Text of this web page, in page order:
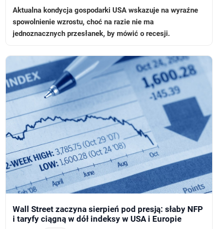
Aktualna kondycja gospodarki USA wskazuje na wyraźne
spowolnienie wzrostu, choć na razie nie ma
jednoznacznych przesłanek, by mówić o recesji.
Wall Street zaczyna sierpień pod presją: słaby NFP
i taryfy ciągną w dół indeksy w USA i Europie